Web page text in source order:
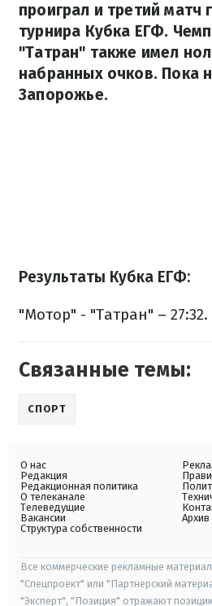
проиграл и третий матч
турнира Кубка ЕГФ.
"Татран" также имел
набранных очков. Пока
Запорожье.
Результаты Кубка ЕГФ:
"Мотор" - "Татран" – 27:32.
Связанные темы:
СПОРТ
О нас
Редакция
Редакционная политика
О телеканале
Телеведущие
Вакансии
Структура собственности
Архив
Все коммерческие рекламные
"Спецпроект" или "Партнерский
"Эксперт", "Позиция" отражают